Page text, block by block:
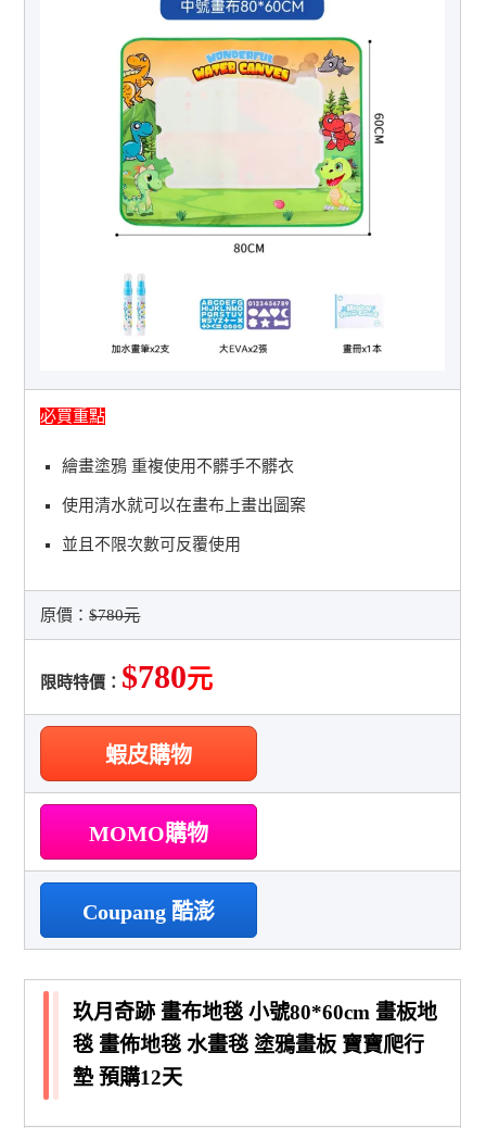
必買重點
繪畫塗鴉 重複使用不髒手不髒衣
使用清水就可以在畫布上畫出圖案
並且不限次數可反覆使用
原價：$780元
限時特價： $780元
蝦皮購物
MOMO購物
Coupang 酷澎
玖月奇跡 畫布地毯 小號80*60cm 畫板地
毯 畫佈地毯 水畫毯 塗鴉畫板 寶寶爬行
墊 預購12天